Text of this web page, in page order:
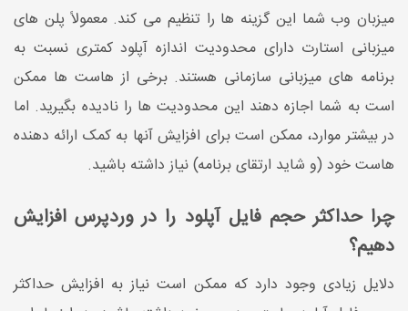
میزبان وب شما این گزینه ها را تنظیم می کند. معمولاً پلن های
میزبانی استارت دارای محدودیت اندازه آپلود کمتری نسبت به
برنامه های میزبانی سازمانی هستند. برخی از هاست ها ممکن
است به شما اجازه دهند این محدودیت ها را نادیده بگیرید. اما
در بیشتر موارد، ممکن است برای افزایش آنها به کمک ارائه دهنده
هاست خود (و شاید ارتقای برنامه) نیاز داشته باشید.
چرا حداکثر حجم فایل آپلود را در وردپرس افزایش
دهیم؟
دلایل زیادی وجود دارد که ممکن است نیاز به افزایش حداکثر